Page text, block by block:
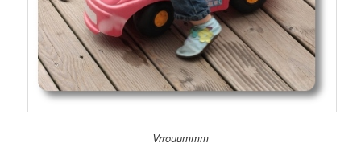
Vrrouummm